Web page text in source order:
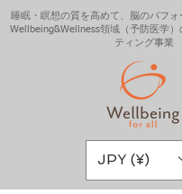
睡眠・瞑想の質を高めて、脳のパフォ
Wellbeing&Wellness領域（予防医学
ティング事業
JPY (¥)